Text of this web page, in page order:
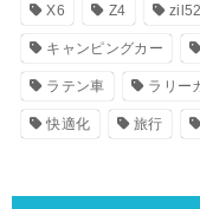
X6 Z4
キャンピングカー
ラテン車 ラリー
快適化 旅行